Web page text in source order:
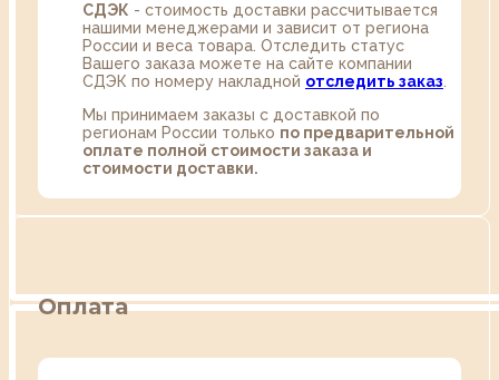
СДЭК - стоимость доставки рассчитывается
нашими менеджерами и зависит от региона
России и веса товара. Отследить статус
Вашего заказа можете на сайте компании
СДЭК по номеру накладной отследить заказ
Мы принимаем заказы с доставкой по
регионам России только по предварительной
оплате полной стоимости заказа и
стоимости доставки.
Оплата